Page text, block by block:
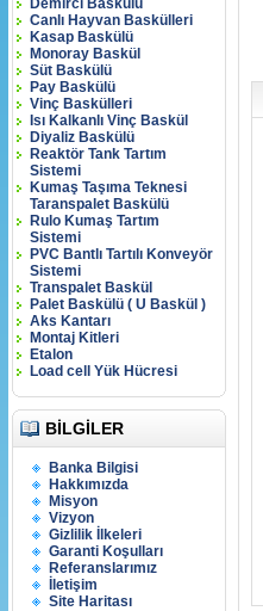
Demirci Baskülü
Canlı Hayvan Baskülleri
Kasap Baskülü
Monoray Baskül
Süt Baskülü
Pay Baskülü
Vinç Baskülleri
Isı Kalkanlı Vinç Baskül
Diyaliz Baskülü
Reaktör Tank Tartım
Sistemi
Kumaş Taşıma Teknesi
Taranspalet Baskülü
Rulo Kumaş Tartım
Sistemi
PVC Bantlı Tartılı Konveyör
Sistemi
Transpalet Baskül
Palet Baskülü ( U Baskül )
Aks Kantarı
Montaj Kitleri
Etalon
Load cell Yük Hücresi
BILGILER
Banka Bilgisi
Hakkımızda
Misyon
Vizyon
Gizlilik İlkeleri
Garanti Koşulları
Referanslarımız
İletişim
Site Haritası